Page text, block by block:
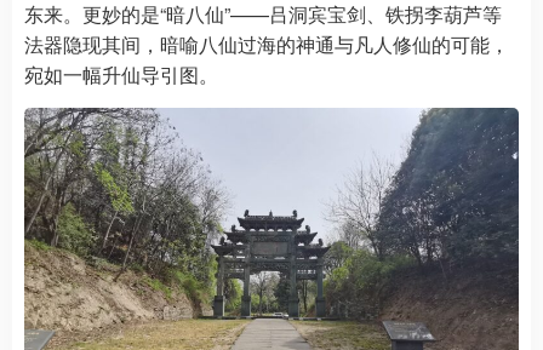
东来。更妙的是“暗八仙”——吕洞宾宝剑、铁拐李葫芦等
法器隐现其间，暗喻八仙过海的神通与凡人修仙的可能，
宛如一幅升仙导引图。